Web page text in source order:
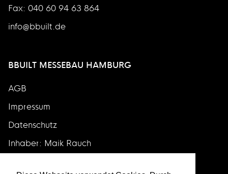
Fax: 040 60 94 63 864
info@bbuilt.de
BBUILT MESSEBAU HAMBURG
AGB
Impressum
Datenschutz
Inhaber: Maik Rauch